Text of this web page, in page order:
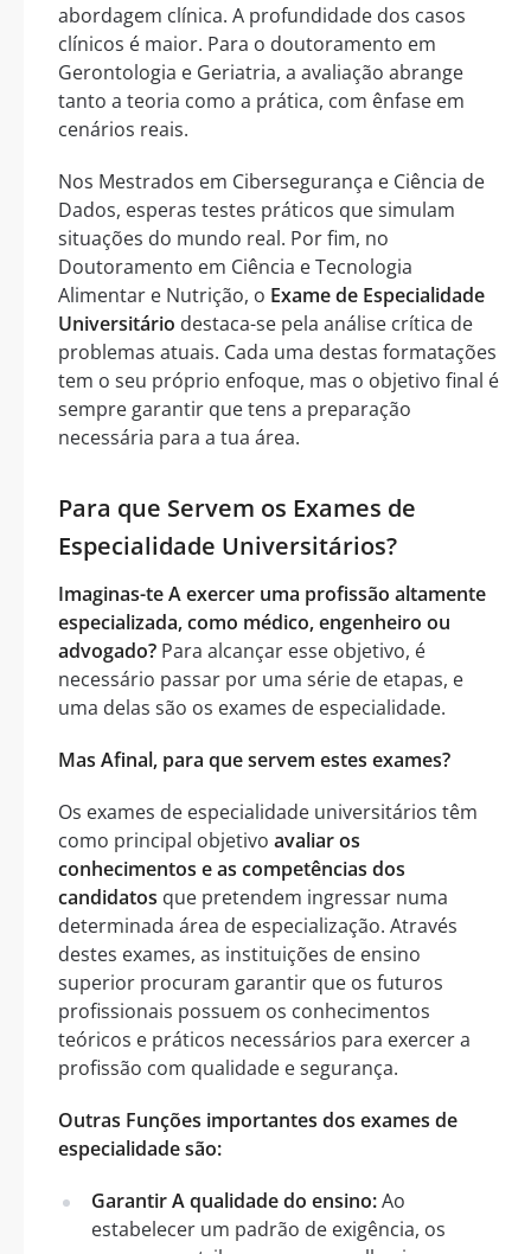
abordagem clínica. A profundidade dos casos
clínicos é maior. Para o doutoramento em
Gerontologia e Geriatria, a avaliação abrange
tanto a teoria como a prática, com ênfase em
cenários reais.
Nos Mestrados em Cibersegurança e Ciência de
Dados, esperas testes práticos que simulam
situações do mundo real. Por fim, no
Doutoramento em Ciência e Tecnologia
Alimentar e Nutrição, o Exame de Especialidade
Universitário destaca-se pela análise crítica de
problemas atuais. Cada uma destas formatações
tem o seu próprio enfoque, mas o objetivo final é
sempre garantir que tens a preparação
necessária para a tua área.
Para que Servem os Exames de
Especialidade Universitários?
Imaginas-te A exercer uma profissão altamente
especializada, como médico, engenheiro ou
advogado? Para alcançar esse objetivo, é
necessário passar por uma série de etapas, e
uma delas são os exames de especialidade.
Mas Afinal, para que servem estes exames?
Os exames de especialidade universitários têm
como principal objetivo avaliar os
conhecimentos e as competências dos
candidatos que pretendem ingressar numa
determinada área de especialização. Através
destes exames, as instituições de ensino
superior procuram garantir que os futuros
profissionais possuem os conhecimentos
teóricos e práticos necessários para exercer a
profissão com qualidade e segurança.
Outras Funções importantes dos exames de
especialidade são:
Garantir A qualidade do ensino:Ao
estabelecer um padrão de exigência, os